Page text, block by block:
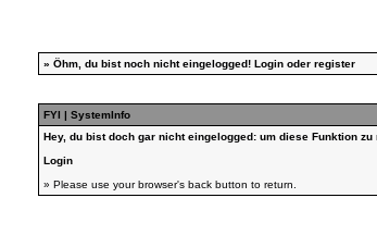
» Öhm, du bist noch nicht eingelogged! Login oder register
FYI | SystemInfo
Hey, du bist doch gar nicht eingelogged: um diese Funktion
Login
» Please use your browser's back button to return.